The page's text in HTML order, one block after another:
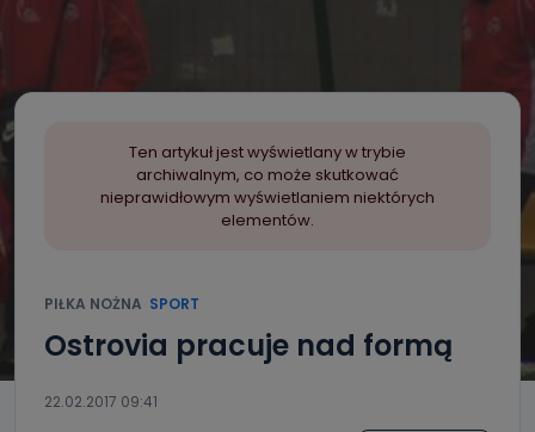
Ten artykuł jest wyświetlany w trybie
archiwalnym, co może skutkować
nieprawidłowym wyświetlaniem niektórych
elementów.
PIŁKA NOŻNA SPORT
Ostrovia pracuje nad formą
22.02.2017 09:41